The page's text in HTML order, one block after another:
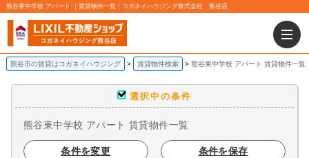
熊谷東中学校 アパート ｜賃貸物件一覧｜コガネイハウジング株式会社 熊谷店
熊谷市の賃貸はコガネイハウジング 賃貸物件検索 熊谷東中学校 アパート 賃貸物件一覧
選択中の条件
熊谷東中学校 アパート 賃貸物件一覧
条件を変更 条件を保存